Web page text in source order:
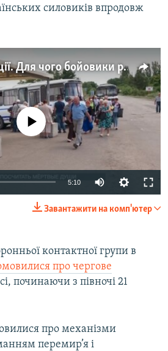
силовиків впродовж
Перепис в окупації. Для чого бойовики рахують людей?
currently available
5:10
Завантажити на комп'ютер
контактної групи в
про чергове
починаючи з півночі 21
про механізми
перемир’я і